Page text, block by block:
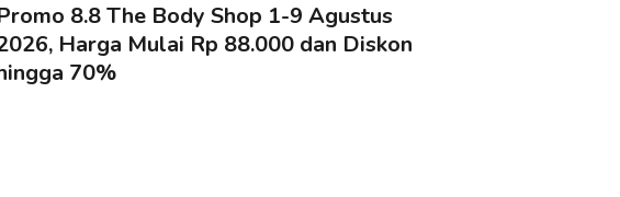
8.8 The Body Shop 1-9 Agustus
Harga Mulai Rp 88.000 dan Diskon
70%